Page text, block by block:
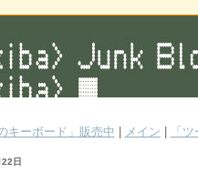
キーボード」販売中 メイン 「
日